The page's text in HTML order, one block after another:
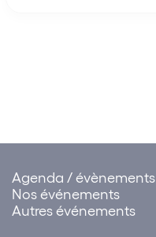
Agenda / évènements
Nos événements
Autres événements